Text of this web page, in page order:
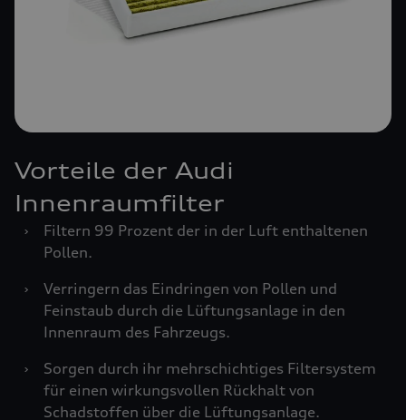
Vorteile der Audi
Innenraumfilter
›
Filtern 99 Prozent der in der Luft enthaltenen
Pollen.
›
Verringern das Eindringen von Pollen und
Feinstaub durch die Lüftungsanlage in den
Innenraum des Fahrzeugs.
›
Sorgen durch ihr mehrschichtiges Filtersystem
für einen wirkungsvollen Rückhalt von
Schadstoffen über die Lüftungsanlage.